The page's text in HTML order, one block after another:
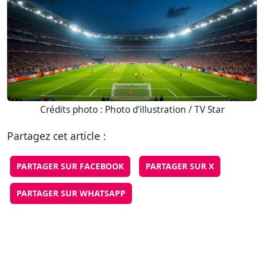
Crédits photo : Photo d'illustration / TV Star
Partagez cet article :
PARTAGER SUR FACEBOOK PARTAGER SUR X
PARTAGER SUR WHATSAPP